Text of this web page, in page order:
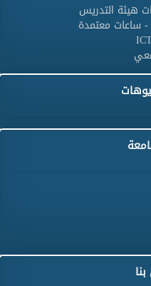
هيئة التدريس
- ساعات معتمدة